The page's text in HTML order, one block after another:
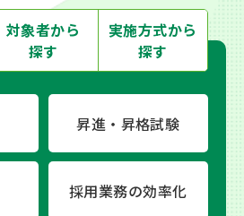
対象者から
探す
実施方式から
探す
昇進・昇格試験
採用業務の効率化